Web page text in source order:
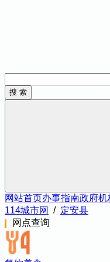
网站首页办事指南政府机
114城市网
/ 定安县
网点查询